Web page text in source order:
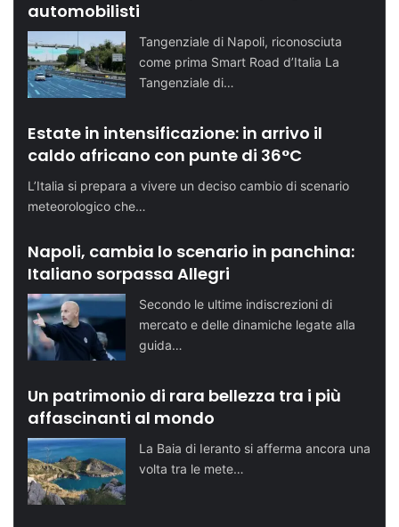
automobilisti
Tangenziale di Napoli, riconosciuta
come prima Smart Road d’Italia La
Tangenziale di…
Estate in intensificazione: in arrivo il
caldo africano con punte di 36°C
L’Italia si prepara a vivere un deciso cambio di scenario
meteorologico che…
Napoli, cambia lo scenario in panchina:
Italiano sorpassa Allegri
Secondo le ultime indiscrezioni di
mercato e delle dinamiche legate alla
guida…
Un patrimonio di rara bellezza tra i più
affascinanti al mondo
La Baia di Ieranto si afferma ancora una
volta tra le mete…